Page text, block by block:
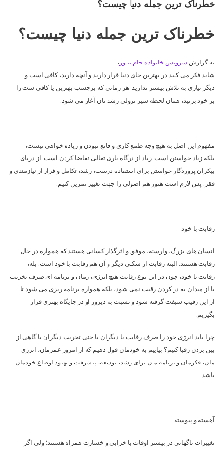
خطرناک ترین جمله دنیا چیست؟
خطرناک ترین جمله دنیا چیست؟
به گزارش سرویس خانواده جام نیـوز ،
شاید فکر می کنید در بهترین جای دنیا قرار دارید و آنچه دارید، کافی است و
دیگر نیازی به تلاش بیشتر ندارید. هر زمانی که برچسب بهترین یا کافی ست را
بر خود بزنید، همان لحظه سیر نزولی رشد تان آغاز می شود.
مفهوم این اصل به هیچ وجه طمع کاری و قانع نبودن و زیاده خواهی نیست،
بلکه زیاد خواستن است. زیاد از درگاه باری تعالی تقاضا کردن است. از دریای
بیکران پروردگار خواستن برای استفاده درست، رشد، تکامل و فرار از نیازمندی و
فقر. پس لازم است هنوز هم اصولی را جهت تغییر تمرین کنیم.
رقابت با خود
انسان های بزرگ، وارسته، موفق و اثرگذار کسانی هستند که همواره در حال
رقابت هستند. البته رقابت از شکلی دیگر و آن هم رقابت با خود است. بله،
رقابت با خود، چون در این نوع رقابت هیچ انرژی، زمان و برنامه ای صرف تخریب
یا از میدان به در کردن رقیب نمی شود، بلکه همواره برنامه ریزی می شود تا
از این رقیب سبقت گرفته شود و نسبت به دیروز او در جایگاه بهتری قرار
بگیریم.
چرا باید انرژی خود را صرف رقابت با دیگران یا حتی تخریب دیگران یا گاهی از
بین بردن رقبا کنیم؟ بیاییم به خودمان قول دهیم که از امروز عمرمان، انرژی
مان، فکرمان و برنامه مان برای رشد، توسعه، پیشرفت و بهبود اوضاع خودمان
باشد.
آهسته و پیوسته
تغییرات ناگهانی در بیشتر اوقات با خرابی و خسارت همراه هستند؛ ولی اگر